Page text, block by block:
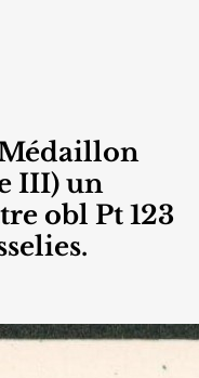
III) un
obl Pt 123